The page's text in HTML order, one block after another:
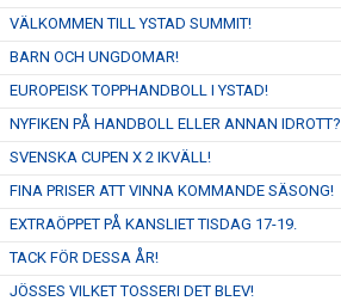
VÄLKOMMEN TILL YSTAD SUMMIT!
BARN OCH UNGDOMAR!
EUROPEISK TOPPHANDBOLL I YSTAD!
NYFIKEN PÅ HANDBOLL ELLER ANNAN IDROTT?
SVENSKA CUPEN X 2 IKVÄLL!
FINA PRISER ATT VINNA KOMMANDE SÄSONG!
EXTRAÖPPET PÅ KANSLIET TISDAG 17-19.
TACK FÖR DESSA ÅR!
JÖSSES VILKET TOSSERI DET BLEV!